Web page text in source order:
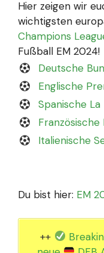
Hier zeigen wir
wichtigsten
Champions
Fußball EM 2024!
Deutsche
Englische
Spanische La
Französische
Italienische
Du bist hier: EM
++